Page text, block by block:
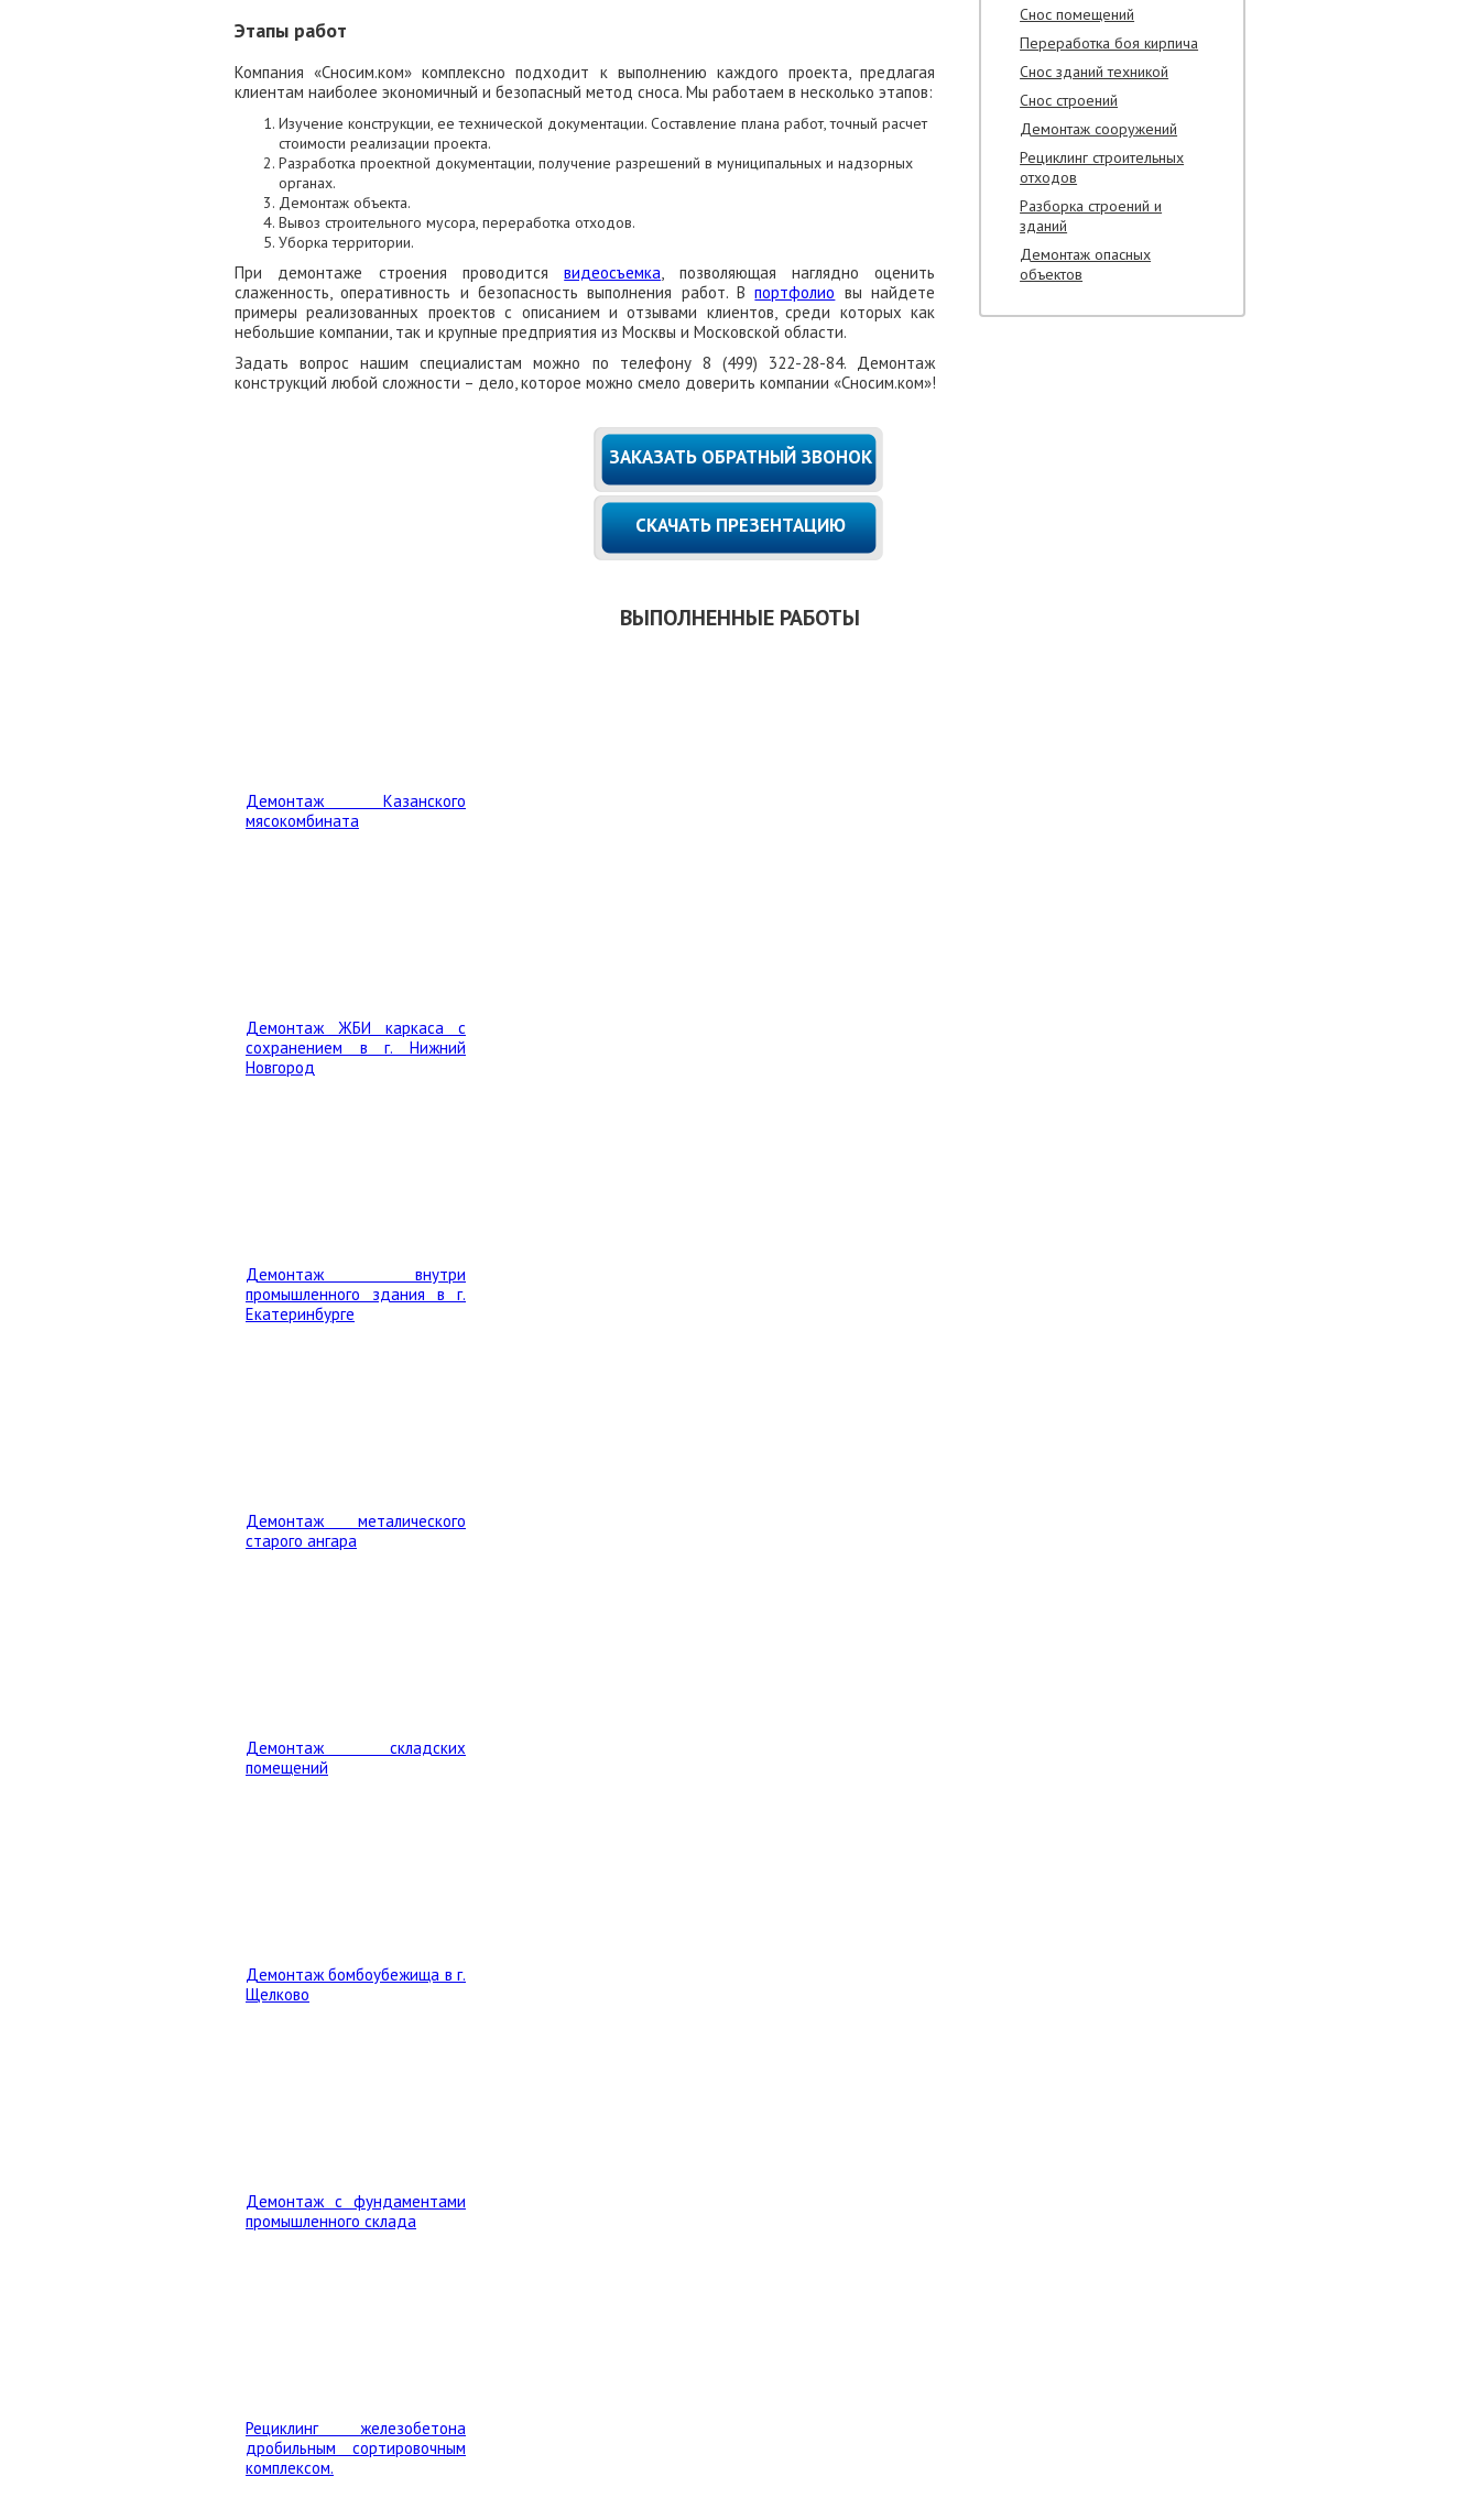
Снос помещений
Переработка боя кирпича
Снос зданий техникой
Снос строений
Демонтаж сооружений
Рециклинг строительных
отходов
Разборка строений и
зданий
Демонтаж опасных
объектов
Этапы работ
Компания «Сносим.ком» комплексно подходит к выполнению каждого проекта, предлагая
клиентам наиболее экономичный и безопасный метод сноса. Мы работаем в несколько этапов:
Изучение конструкции, ее технической документации. Составление плана работ, точный расчет
стоимости реализации проекта.
Разработка проектной документации, получение разрешений в муниципальных и надзорных
органах.
Демонтаж объекта.
Вывоз строительного мусора, переработка отходов.
Уборка территории.
При демонтаже строения проводитсявидеосъемка, позволяющая наглядно оценить
слаженность, оперативность и безопасность выполнения работ. Впортфолио вы найдете
примеры реализованных проектов с описанием и отзывами клиентов, среди которых как
небольшие компании, так и крупные предприятия из Москвы и Московской области.
Задать вопрос нашим специалистам можно по телефону 8 (499) 322-28-84. Демонтаж
конструкций любой сложности – дело, которое можно смело доверить компании «Сносим.ком»!
ЗАКАЗАТЬ ОБРАТНЫЙ ЗВОНОК
СКАЧАТЬ ПРЕЗЕНТАЦИЮ
ВЫПОЛНЕННЫЕ РАБОТЫ
Демонтаж Казанского
мясокомбината
Демонтаж ЖБИ каркаса с
сохранением в г. Нижний
Новгород
Демонтаж внутри
промышленного здания в г.
Екатеринбурге
Демонтаж металического
старого ангара
Демонтаж складских
помещений
Демонтаж бомбоубежища в г.
Щелково
Демонтаж с фундаментами
промышленного склада
Рециклинг железобетона
дробильным сортировочным
комплексом.